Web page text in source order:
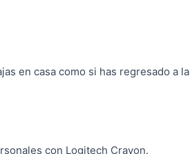
en casa como si has regresado a la
con Logitech Crayon.